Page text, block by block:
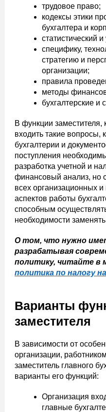
трудовое право;
кодексы этики
бухгалтера и
статистический
специфику,
стратегию и
организации;
правила
методы
бухгалтерские
В функции заместителя,
входить такие вопросы,
бухгалтерии и
поступления
разработка учетной и
финансовый анализ, но
всех организационных и
аспектов работы
способным
необходимости
О том, что нужно
разрабатывая
политику, читайте в
политика по налогу
Варианты
заместителя
В зависимости от
организации,
заместитель главного
варианты его функций:
Организация
главные